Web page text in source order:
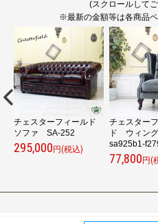
(スクロールして
※最新の金額等は各商品
チェスターフィールド
ソファ SA-252
295,000円(税込)
チェスター
ド ウィン
sa925b1-
77,800円(